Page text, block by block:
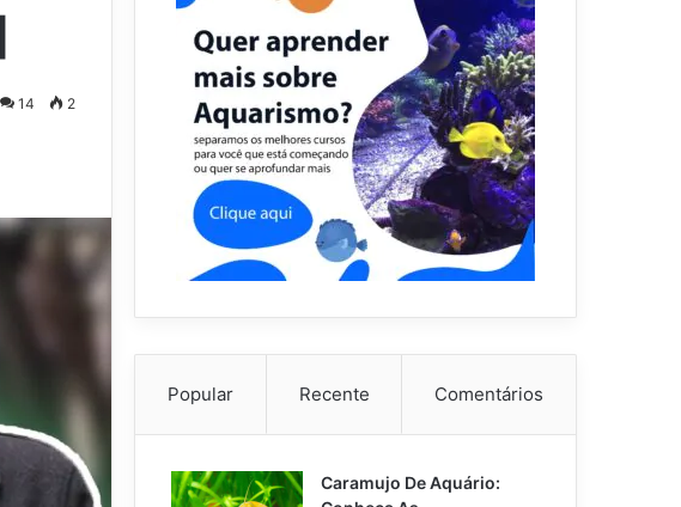
14 2
Popular Recente Comentários
Caramujo De Aquário: